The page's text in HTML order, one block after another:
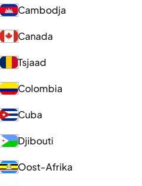
Cambodja
Canada
Tsjaad
Colombia
Cuba
Djibouti
Oost-Afrika